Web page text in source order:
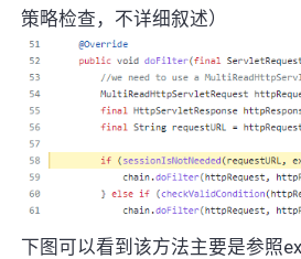
策略检查，不详细叙述）
下图可以看到该方法主要是参照